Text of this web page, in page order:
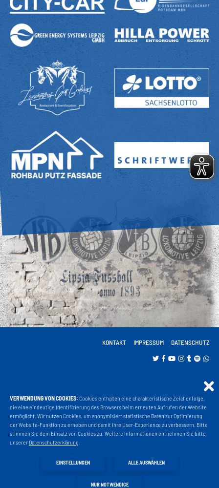
KONTAKT IMPRESSUM DATENSCHUTZ
Projekt Liga 3
Fanshop
VERWENDUNG VON COOKIES: Cookies enthalten eine charakteristische Zeichenfolge,
die eine eindeutige Identifizierung des Browsers beim erneuten Aufrufen der Website
ermöglicht. Wir nutzen Cookies, um anonymisiert statistische Daten zur Optimierung
der Website-Funktion zu erheben und damit Ihre User-Experience zu verbessern. Bitte
stimmen Sie dem Einsatz von Cookies zu. Weitere Informationen entnehmen Sie bitte
unserer Datenschutzerklärung
EINSTELLUNGEN ALLE AUSWÄHLEN
NUR NOTWENDIGE